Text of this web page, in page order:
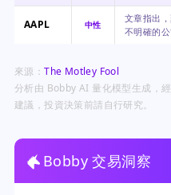
顯了其在
AAPL 中性
文章指出
不明確的
來源：The Motley Fool
分析由 Bobby AI 量化模型生成，
建議，投資決策前請自行研究。
Bobby 交易洞察